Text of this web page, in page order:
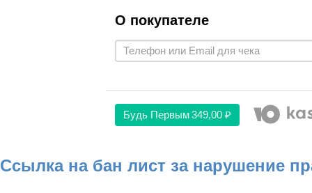
О покупателе
Будь Первым349,00 ₽
Ссылка на бан лист за нарушение